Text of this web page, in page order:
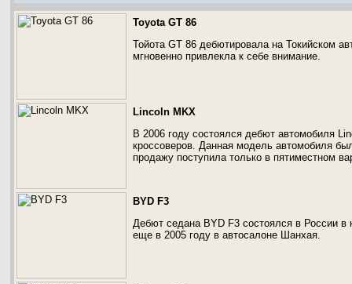
Toyota GT 86
Тойота GT 86 дебютировала на Токийском
мгновенно привлекла к себе внимание.
Lincoln MKX
В 2006 году состоялся дебют автомобиля
кроссоверов. Данная модель автомобиля
продажу поступила только в пятиместном
BYD F3
Дебют седана BYD F3 состоялся в России
еще в 2005 году в автосалоне Шанхая.